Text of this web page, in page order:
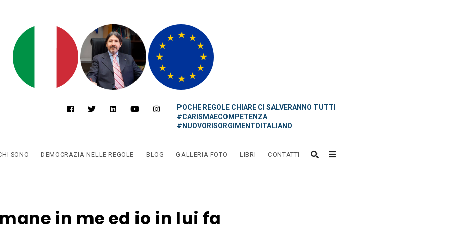
POCHE REGOLE CHIARE CI SALVERANNO TUTTI
#CARISMAECOMPETENZA
#NUOVORISORGIMENTOITALIANO
SONO DEMOCRAZIA NELLE REGOLE BLOG GALLERIA FOTO LIBRI CONTATTI
in me ed io in lui fa